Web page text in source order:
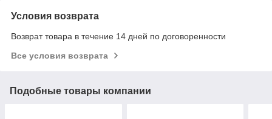
Условия возврата
Возврат товара в течение 14 дней по договоренности
Все условия возврата
Подобные товары компании